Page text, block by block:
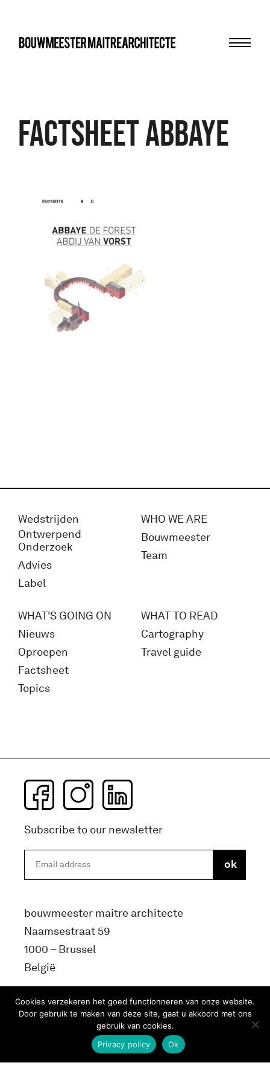
FACTSHEET abbaye
Wedstrijden
Ontwerpend
Onderzoek
Advies
Label
WHO WE ARE
Bouwmeester
Team
WHAT'S GOING ON
Nieuws
Oproepen
Factsheet
Topics
WHAT TO READ
Cartography
Travel guide
Subscribe to our newsletter
bouwmeester maitre architecte
Naamsestraat 59
1000 – Brussel
België
info@bma.brussels
Cookies verzekeren het goed functionneren van onze website.
Door gebruik te maken van deze site, gaat u akkoord met ons
gebruik van cookies.
Ok
Privacy policy